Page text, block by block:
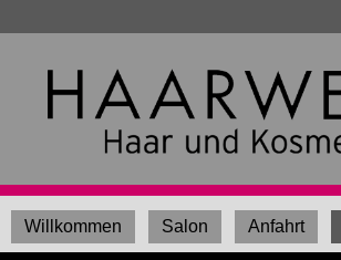
Willkommen Salon Anfahrt